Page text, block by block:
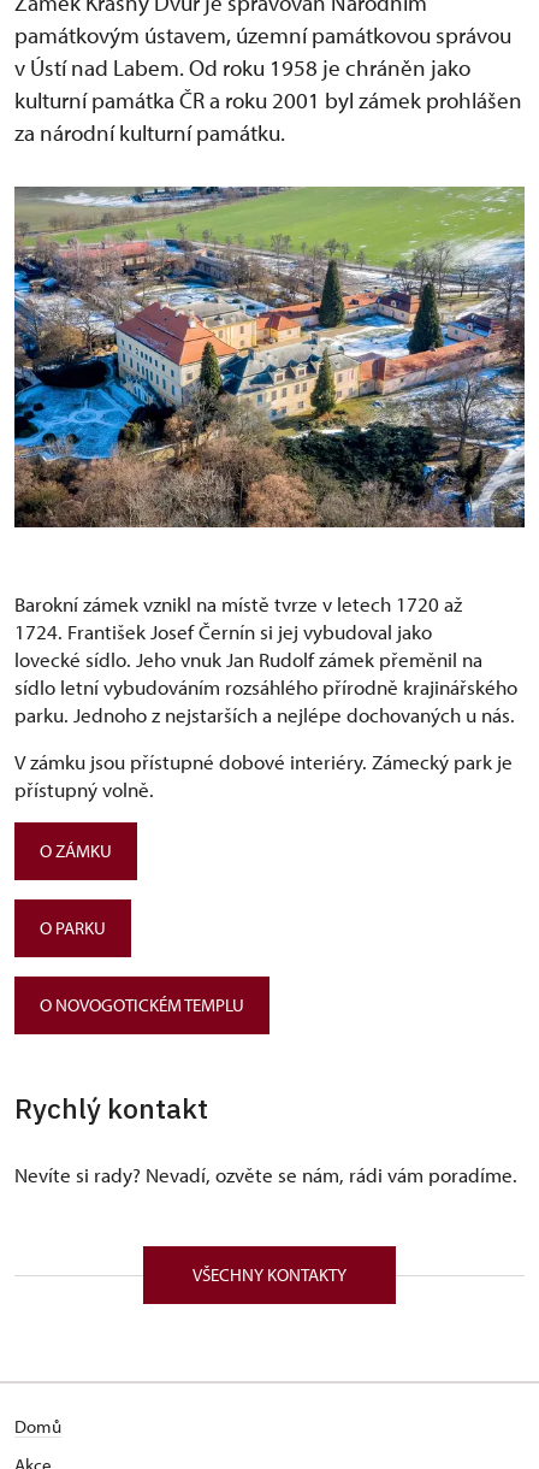
památkovým ústavem, územní památkovou správou
v Ústí nad Labem. Od roku 1958 je chráněn jako
kulturní památka ČR a roku 2001 byl zámek prohlášen
za národní kulturní památku.
Barokní zámek vznikl na místě tvrze v letech 1720 až
1724. František Josef Černín si jej vybudoval jako
lovecké sídlo. Jeho vnuk Jan Rudolf zámek přeměnil na
sídlo letní vybudováním rozsáhlého přírodně krajinářského
parku. Jednoho z nejstarších a nejlépe dochovaných u nás.
V zámku jsou přístupné dobové interiéry. Zámecký park je
přístupný volně.
O ZÁMKU
O PARKU
O NOVOGOTICKÉM TEMPLU
Rychlý kontakt
Nevíte si rady? Nevadí, ozvěte se nám, rádi vám poradíme.
VŠECHNY KONTAKTY
Domů
Akce